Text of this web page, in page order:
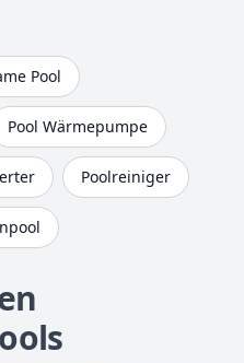
Pool
Pool Wärmepumpe
Poolreiniger